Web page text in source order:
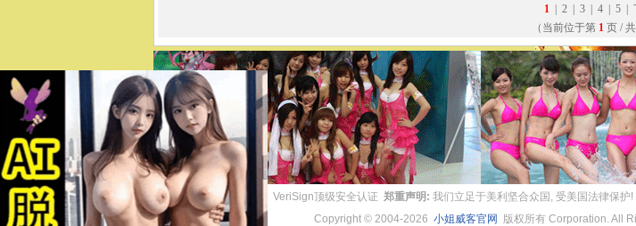
1 2 3 4 5
（当前位于第 1页 / 共
VeriSign顶级安全认证 郑重声明: 我们立足于美利坚合众国, 受美国法律保护
Copyright © 2004-2026 小姐威客官网 版权所有 Corporation. All